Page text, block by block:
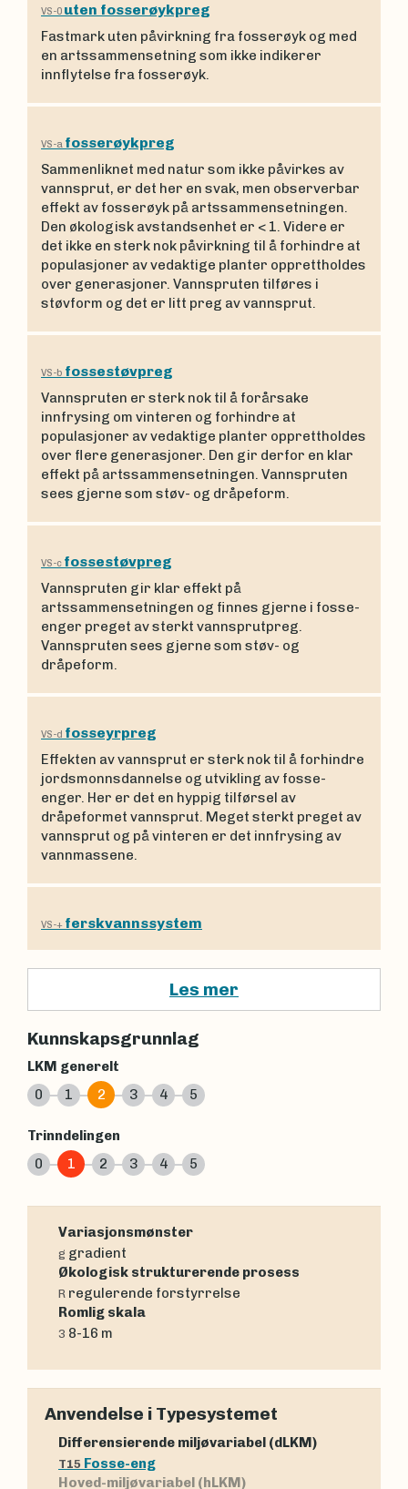
VS-0 uten fosserøykpreg
Fastmark uten påvirkning fra fosserøyk og med
en artssammensetning som ikke indikerer
innflytelse fra fosserøyk.
VS-a fosserøykpreg
Sammenliknet med natur som ikke påvirkes av
vannsprut, er det her en svak, men observerbar
effekt av fosserøyk på artssammensetningen.
Den økologisk avstandsenhet er < 1. Videre er
det ikke en sterk nok påvirkning til å forhindre at
populasjoner av vedaktige planter opprettholdes
over generasjoner. Vannspruten tilføres i
støvform og det er litt preg av vannsprut.
VS-b fossestøvpreg
Vannspruten er sterk nok til å forårsake
innfrysing om vinteren og forhindre at
populasjoner av vedaktige planter opprettholdes
over flere generasjoner. Den gir derfor en klar
effekt på artssammensetningen. Vannspruten
sees gjerne som støv- og dråpeform.
VS-c fossestøvpreg
Vannspruten gir klar effekt på
artssammensetningen og finnes gjerne i fosse-
enger preget av sterkt vannsprutpreg.
Vannspruten sees gjerne som støv- og
dråpeform.
VS-d fosseyrpreg
Effekten av vannsprut er sterk nok til å forhindre
jordsmonnsdannelse og utvikling av fosse-
enger. Her er det en hyppig tilførsel av
dråpeformet vannsprut. Meget sterkt preget av
vannsprut og på vinteren er det innfrysing av
vannmassene.
VS-+ ferskvannssystem
Les mer
Kunnskapsgrunnlag
LKM generelt
0
1 2 3 4 5
Trinndelingen
0
1 2 3 4 5
Variasjonsmønster
g gradient
Økologisk strukturerende prosess
R regulerende forstyrrelse
Romlig skala
3 8-16 m
Anvendelse i Typesystemet
Differensierende miljøvariabel (dLKM)
T15 Fosse-eng
Hoved-miljøvariabel (hLKM)